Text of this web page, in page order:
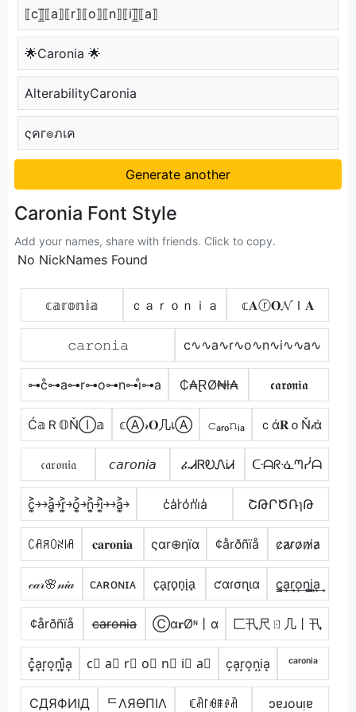
⟦c⟧̲̅⟦a⟧⟦r⟧⟦o⟧⟦n⟧⟦i⟧̲̅⟦a⟧
🌟Caronia 🌟
AlterabilityCaronia
ςคг๏ภเค
Generate another
Caronia Font Style
Add your names, share with friends. Click to copy.
No NickNames Found
𝕔𝕒𝕣𝕠𝕟𝕚𝕒 ｃａｒｏｎｉａ 𝕔𝐀ⓡ𝐎𝓝Ｉ𝐀
𝚌𝚊𝚛𝚘𝚗𝚒𝚊 c∿∿a∿r∿o∿n∿i∿∿a∿
⊶c̊⊶a⊶r⊶o⊶n⊶i̊⊶a ₵₳ⱤØ₦ł₳ 𝖈𝖆𝖗𝖔𝖓𝖎𝖆
Ć𝕒Ｒ𝕆ŇⒾ𝕒 𝕔Ⓐ𝓇𝐎几เⒶ 𝚌ₐᵣₒ𝚗ᵢₐ ｃά𝐑ｏŇ𝒾ά
𝔠𝔞𝔯𝔬𝔫𝔦𝔞 𝘤𝘢𝘳𝘰𝘯𝘪𝘢 ፈᏗᏒᎧᏁᎥᏗ ᑢᗩᖇᓍᘉᓰᗩ
c͎͍͐￫￫a͎͍͐￫r͎͍͐￫o͎͍͐￫n͎͍͐￫i͎͍͐￫￫a͎͍͐￫ c̾a̾r̾o̾n̾i̾a̾ ՇԹՐԾՌɿԹ
ꉔꋬꋪꄲꋊ꒐ꋬ 𝐜𝐚𝐫𝐨𝐧𝐢𝐚 ςαr⊕ηïα ¢årðñïå c̷a̷r̷o̷n̷i̷a̷
𝒸𝒶𝓇🌸𝓃𝒾𝒶 ᴄᴀʀᴏɴɪᴀ c̟a̟r̟o̟n̟i̟a̟ ƈαɾσɳια c̳͢a͢r͢o͢n͢i̳͢a͢
¢årðñïå c̶a̶r̶o̶n̶i̶a̶ Ⓒα𝐫Øᶰ丨α 匚卂尺ㄖ几丨卂
c͎͓̽a͎r͎o͎n͎i͎͓̽a͎ c⃣ a⃣ r⃣ o⃣ n⃣ i⃣ a⃣ c͙a͙r͙o͙n͙i͙a͙ ᶜᵃʳᵒⁿⁱᵃ
CДЯФИIД ᄃΛЯӨПIΛ ꏸꋫ꒓ꆂꁹꂑꋫ ɔɐɹouᴉɐ